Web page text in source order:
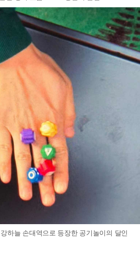
하늘 손대역으로 등장한 공기놀이의 달인